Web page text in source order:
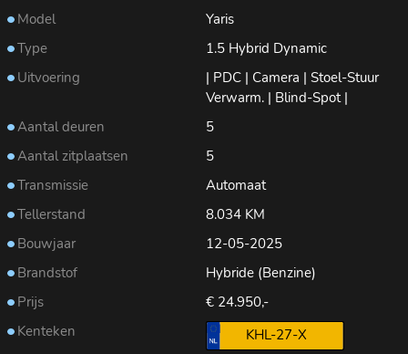
Model
Yaris
Type
1.5 Hybrid Dynamic
Uitvoering
| PDC | Camera | Stoel-Stuur
Verwarm. | Blind-Spot |
Aantal deuren
5
Aantal zitplaatsen
5
Transmissie
Automaat
Tellerstand
8.034 KM
Bouwjaar
12-05-2025
Brandstof
Hybride (Benzine)
Prijs
€ 24.950,-
Kenteken
KHL-27-X